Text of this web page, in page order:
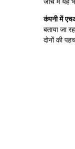
कंपनी में
बताया जा
दोनों की